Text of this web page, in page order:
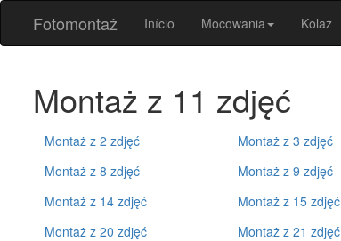
Fotomontaż Início Mocowania Kolaż
Montaż z 11 zdjęć
Montaż z 2 zdjęć Montaż z 3 zdjęć
Montaż z 8 zdjęć
Montaż z 9 zdjęć
Montaż z 14 zdjęć
Montaż z 15 zdjęć
Montaż z 20 zdjęć
Montaż z 21 zdjęć